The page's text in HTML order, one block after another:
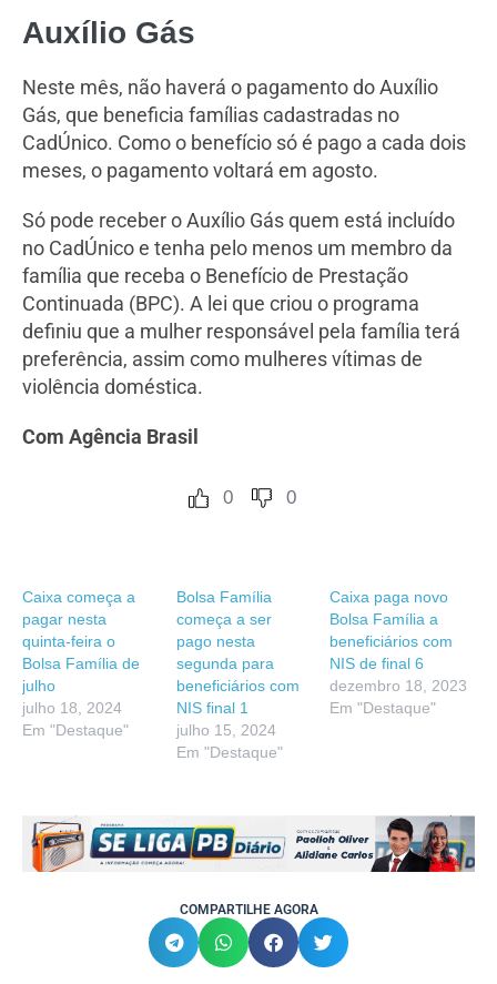
Auxílio Gás
Neste mês, não haverá o pagamento do Auxílio
Gás, que beneficia famílias cadastradas no
CadÚnico. Como o benefício só é pago a cada dois
meses, o pagamento voltará em agosto.
Só pode receber o Auxílio Gás quem está incluído
no CadÚnico e tenha pelo menos um membro da
família que receba o Benefício de Prestação
Continuada (BPC). A lei que criou o programa
definiu que a mulher responsável pela família terá
preferência, assim como mulheres vítimas de
violência doméstica.
Com Agência Brasil
0 0
Caixa começa a
pagar nesta
quinta-feira o
Bolsa Família de
julho
julho 18, 2024
Em "Destaque"
Bolsa Família
começa a ser
pago nesta
segunda para
beneficiários com
NIS final 1
julho 15, 2024
Em "Destaque"
Caixa paga novo
Bolsa Família a
beneficiários com
NIS de final 6
dezembro 18, 2023
Em "Destaque"
COMPARTILHE AGORA